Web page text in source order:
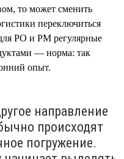
то может сменить
переключиться
PO и PM регулярные
— норма: так
опыт.
направление
происходят
погружение.